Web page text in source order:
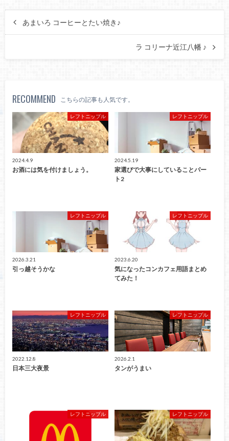
あまいろ コーヒーとたい焼き♪
ラ コリーナ近江八幡 ♪
RECOMMEND こちらの記事も人気です。
レフトニップル
2024.4.9
お酒には気を付けましょう。
レフトニップル
2024.5.19
家選びで大事にしていることパー
ト2
レフトニップル
2026.3.21
引っ越そうかな
レフトニップル
2023.6.20
気になったコンカフェ用語まとめ
てみた！
レフトニップル
2022.12.8
日本三大夜景
レフトニップル
2026.2.1
タンがうまい
レフトニップル レフトニップル